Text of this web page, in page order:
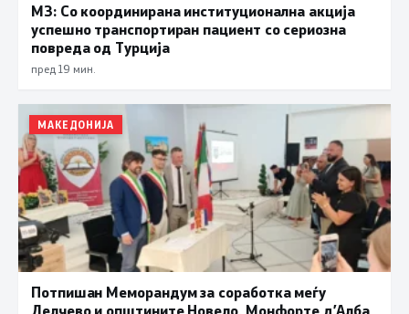
МЗ: Со координирана институционална акција
успешно транспортиран пациент со сериозна
повреда од Турција
пред 19 мин.
МАКЕДОНИЈА
Потпишан Меморандум за соработка меѓу
Делчево и општините Новело, Монфорте д’Алба